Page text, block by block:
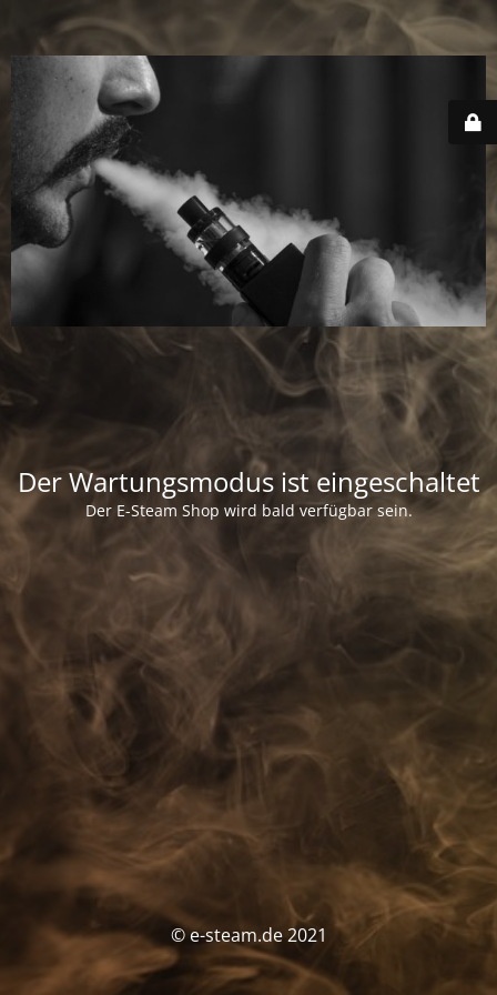
Der Wartungsmodus ist eingeschaltet
Der E-Steam Shop wird bald verfügbar sein.
© e-steam.de 2021